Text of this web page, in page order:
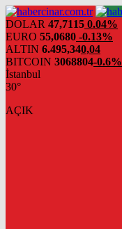
DOLAR 47,7115 0.04%
EURO 55,0680 -0.13%
ALTIN 6.495,340,04
BITCOIN 3068804-0.6%
İstanbul
30°
AÇIK